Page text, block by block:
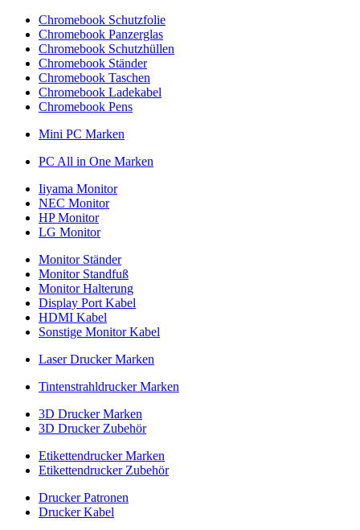
Chromebook Schutzfolie
Chromebook Panzerglas
Chromebook Schutzhüllen
Chromebook Ständer
Chromebook Taschen
Chromebook Ladekabel
Chromebook Pens
Mini PC Marken
PC All in One Marken
Iiyama Monitor
NEC Monitor
HP Monitor
LG Monitor
Monitor Ständer
Monitor Standfuß
Monitor Halterung
Display Port Kabel
HDMI Kabel
Sonstige Monitor Kabel
Laser Drucker Marken
Tintenstrahldrucker Marken
3D Drucker Marken
3D Drucker Zubehör
Etikettendrucker Marken
Etikettendrucker Zubehör
Drucker Patronen
Drucker Kabel